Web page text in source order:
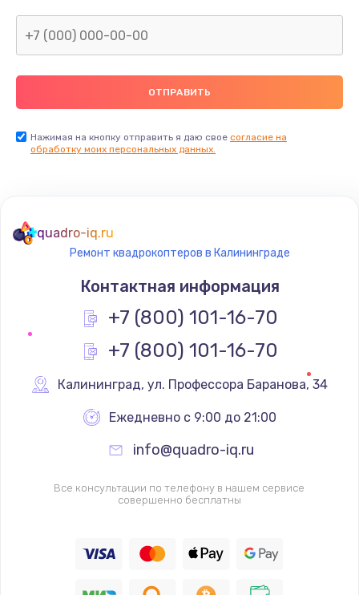
Нажимая на кнопку отправить я даю свое согласие на
обработку моих персональных данных.
quadro-iq.ru
Ремонт квадрокоптеров в Калининграде
Контактная информация
+7 (800) 101-16-70
+7 (800) 101-16-70
Калининград, ул. Профессора Баранова, 34
Ежедневно с 9:00 до 21:00
info@quadro-iq.ru
Все консультации по телефону в нашем сервисе
совершенно бесплатны